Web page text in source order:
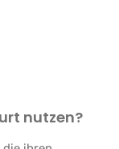
nutzen?